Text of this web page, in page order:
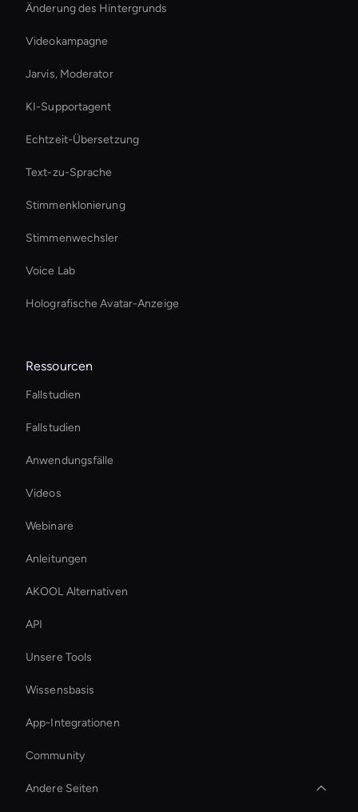
Änderung des Hintergrunds
Videokampagne
Jarvis, Moderator
KI-Supportagent
Echtzeit-Übersetzung
Text-zu-Sprache
Stimmenklonierung
Stimmenwechsler
Voice Lab
Holografische Avatar-Anzeige
Ressourcen
Fallstudien
Fallstudien
Anwendungsfälle
Videos
Webinare
Anleitungen
AKOOL Alternativen
API
Unsere Tools
Wissensbasis
App-Integrationen
Community
Andere Seiten